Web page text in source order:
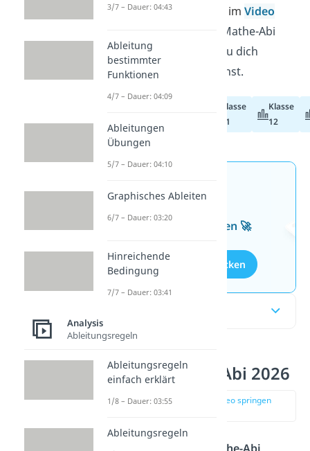
lernen musst? Hier
und imVideo
zeigen wir dir, wie das Mathe-Abi
aufgebaut ist und wie du dich
darauf vorbereiten kannst.
Klasse
11
Klasse
12
Wissen mit unseren
kostenlosen Aufgaben 🚀
Aufgaben entdecken
Fit fürs Mathe-Abi 2026
zur Stelle im Video springen
3/7 – Dauer: 04:43
Ableitung
bestimmter
Funktionen
4/7 – Dauer: 04:09
Ableitungen
Übungen
5/7 – Dauer: 04:10
Graphisches Ableiten
6/7 – Dauer: 03:20
Hinreichende
Bedingung
7/7 – Dauer: 03:41
Analysis
Ableitungsregeln
Ableitungsregeln
einfach erklärt
1/8 – Dauer: 03:55
Ableitungsregeln